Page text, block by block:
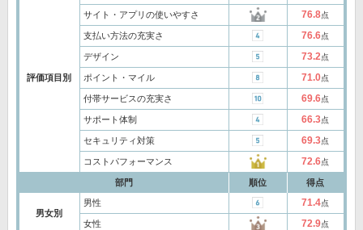
評価項目別
サイト・アプリの使いやすさ 76.8点
支払い方法の充実さ 76.6点
デザイン 73.2点
ポイント・マイル 71.0点
付帯サービスの充実さ 69.6点
サポート体制 66.3点
セキュリティ対策 69.3点
コストパフォーマンス 72.6点
部門 順位 得点
男女別
男性 71.4点
女性 72.9点